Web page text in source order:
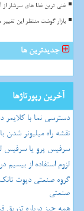
غنی ترین غذا های سرشار از
بازار گوشت منتظر این
جدیدترین ها
آخرین رپورتاژها
دسترسی نما با کلایمر
نقشه راه میلیونر شدن
سرفیس پرو یا سرفیس
لزوم استفاده از
گروه صنعتی دپوت
صنعتی